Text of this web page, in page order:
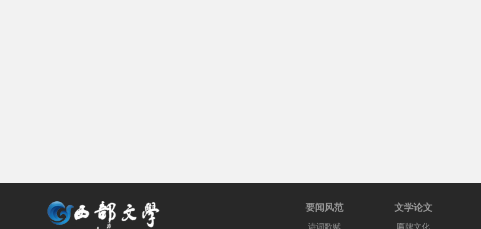
要闻风范
诗词歌赋
文学论文
匾牌文化